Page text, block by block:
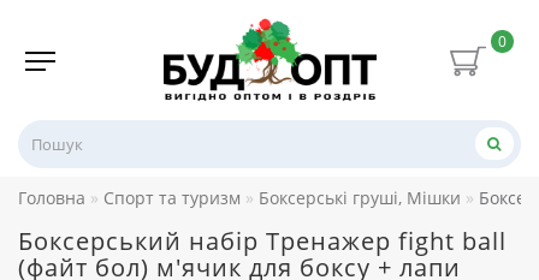
0
Головна Спорт та туризм Боксерські груші, Мішки
Боксерський набір Тренажер fight ball
(файт бол) м'ячик для боксу + лапи